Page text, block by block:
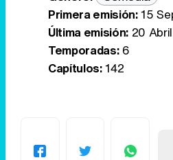
Primera emisión:15
Última emisión:20
Temporadas:6
Capítulos:142